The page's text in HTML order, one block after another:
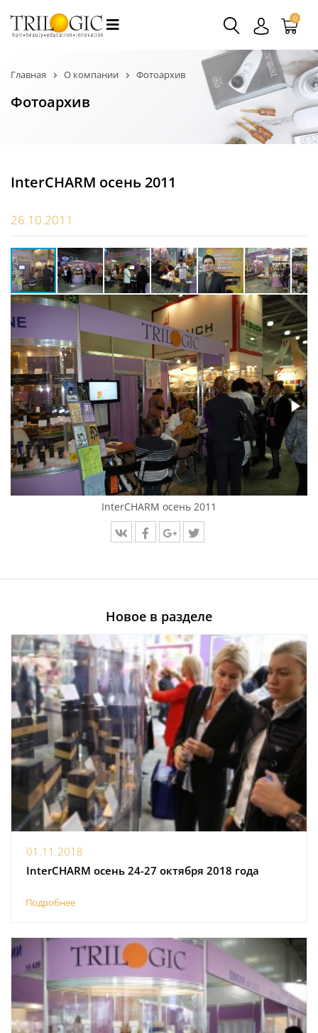
0
Главная О компании Фотоархив
Фотоархив
InterCHARM осень 2011
26.10.2011
InterCHARM осень 2011
Новое в разделе
01.11.2018
InterCHARM осень 24-27 октября 2018 года
Подробнее